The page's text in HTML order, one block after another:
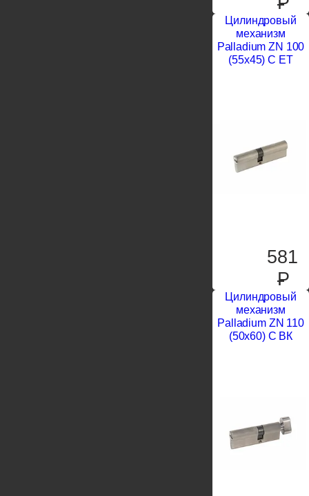
Цилиндровый
механизм
Palladium ZN 100
(55х45) C ЕT
581
P
Цилиндровый
механизм
Palladium ZN 110
(50х60) C ВК